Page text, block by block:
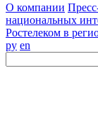
О компании
национальных
Ростелеком в
ру en